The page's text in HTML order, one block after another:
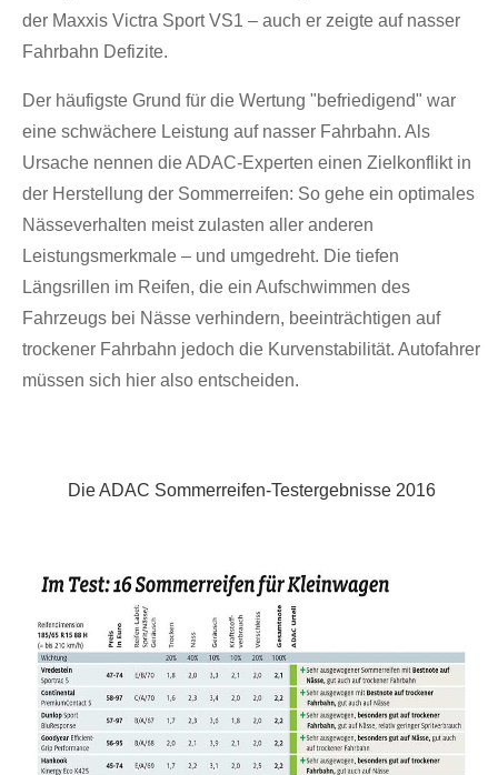
der Maxxis Victra Sport VS1 – auch er zeigte auf nasser
Fahrbahn Defizite.
Der häufigste Grund für die Wertung "befriedigend" war
eine schwächere Leistung auf nasser Fahrbahn. Als
Ursache nennen die ADAC-Experten einen Zielkonflikt in
der Herstellung der Sommerreifen: So gehe ein optimales
Nässeverhalten meist zulasten aller anderen
Leistungsmerkmale – und umgedreht. Die tiefen
Längsrillen im Reifen, die ein Aufschwimmen des
Fahrzeugs bei Nässe verhindern, beeinträchtigen auf
trockener Fahrbahn jedoch die Kurvenstabilität. Autofahrer
müssen sich hier also entscheiden.
Die ADAC Sommerreifen-Testergebnisse 2016